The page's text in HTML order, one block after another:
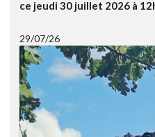
ce jeudi 30 juillet 2026 à
29/07/26